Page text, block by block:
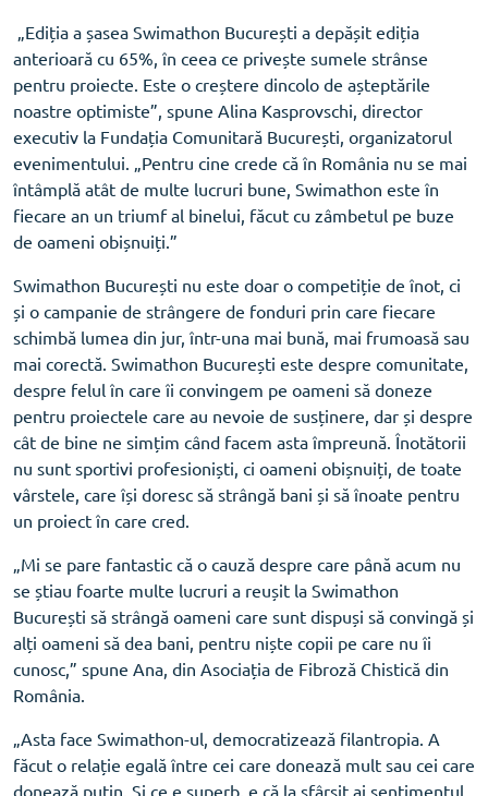
„Ediția a șasea Swimathon București a depășit ediția
anterioară cu 65%, în ceea ce privește sumele strânse
pentru proiecte. Este o creștere dincolo de așteptările
noastre optimiste”, spune Alina Kasprovschi, director
executiv la Fundația Comunitară București, organizatorul
evenimentului. „Pentru cine crede că în România nu se mai
întâmplă atât de multe lucruri bune, Swimathon este în
fiecare an un triumf al binelui, făcut cu zâmbetul pe buze
de oameni obișnuiți.”
Swimathon București nu este doar o competiție de înot, ci
și o campanie de strângere de fonduri prin care fiecare
schimbă lumea din jur, într-una mai bună, mai frumoasă sau
mai corectă. Swimathon București este despre comunitate,
despre felul în care îi convingem pe oameni să doneze
pentru proiectele care au nevoie de susținere, dar și despre
cât de bine ne simțim când facem asta împreună. Înotătorii
nu sunt sportivi profesioniști, ci oameni obișnuiți, de toate
vârstele, care își doresc să strângă bani și să înoate pentru
un proiect în care cred.
„Mi se pare fantastic că o cauză despre care până acum nu
se știau foarte multe lucruri a reușit la Swimathon
București să strângă oameni care sunt dispuși să convingă și
alți oameni să dea bani, pentru niște copii pe care nu îi
cunosc,” spune Ana, din Asociația de Fibroză Chistică din
România.
„Asta face Swimathon-ul, democratizează filantropia. A
făcut o relație egală între cei care donează mult sau cei care
donează puțin. Și ce e superb, e că la sfârșit ai sentimentul